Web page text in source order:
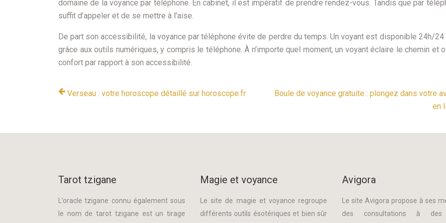
domaine de la voyance par téléphone. En cabinet, il est impératif de prendre rendez-vous. Tandis que par
suffit d’appeler et de se mettre à l’aise.
De part son accessibilité, la voyance par téléphone évite de perdre du temps. Un voyant est disponible 24h/
grâce aux outils numériques, y compris le téléphone. À n’importe quel moment, un voyant éclaire le chemin et
confort par rapport à son accessibilité.
Verseau : votre horoscope détaillé sur horoscope.fr
Boule de voyance gratuite : plongez dans votre
en
Tarot tzigane
L’oracle tzigane connu également sous
le nom de tarot tzigane est un tirage
Magie et voyance
Le site de magie et voyance regroupe
différents outils ésotériques et bien sûr
Avigora
Le site Avigora propose à ses
des consultations à